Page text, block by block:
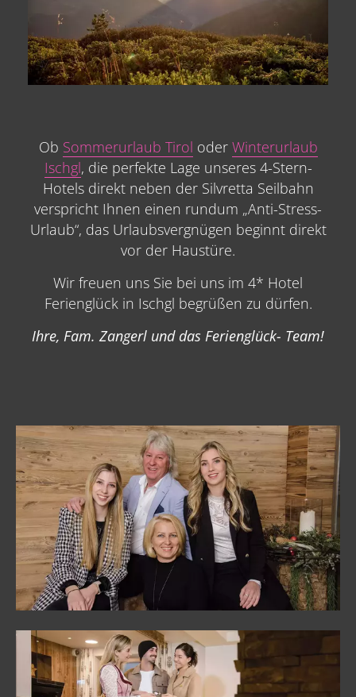
Ob Sommerurlaub Tirol oder Winterurlaub
Ischgl, die perfekte Lage unseres 4-Stern-
Hotels direkt neben der Silvretta Seilbahn
verspricht Ihnen einen rundum „Anti-Stress-
Urlaub“, das Urlaubsvergnügen beginnt direkt
vor der Haustüre.
Wir freuen uns Sie bei uns im 4* Hotel
Ferienglück in Ischgl begrüßen zu dürfen.
Ihre, Fam. Zangerl und das Ferienglück- Team!